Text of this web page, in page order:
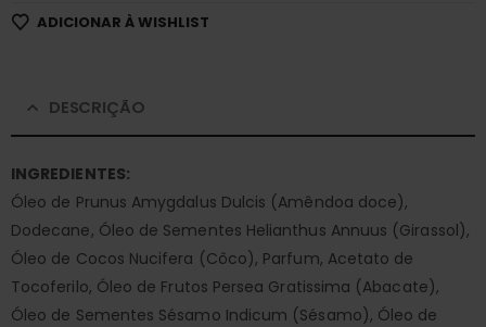
ADICIONAR À WISHLIST
DESCRIÇÃO
INGREDIENTES:
Óleo de Prunus Amygdalus Dulcis (Amêndoa doce),
Dodecane, Óleo de Sementes Helianthus Annuus (Girassol),
Óleo de Cocos Nucifera (Côco), Parfum, Acetato de
Tocoferilo, Óleo de Frutos Persea Gratissima (Abacate),
Óleo de Sementes Sésamo Indicum (Sésamo), Óleo de